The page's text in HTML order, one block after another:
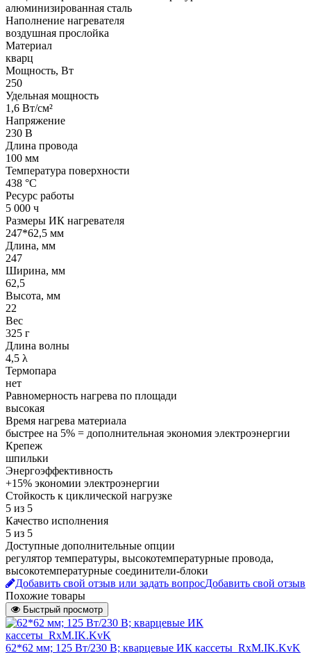
алюминизированная сталь
Наполнение нагревателя
воздушная прослойка
Материал
кварц
Мощность, Вт
250
Удельная мощность
1,6 Вт/см²
Напряжение
230 В
Длина провода
100 мм
Температура поверхности
438 °С
Ресурс работы
5 000 ч
Размеры ИК нагревателя
247*62,5 мм
Длина, мм
247
Ширина, мм
62,5
Высота, мм
22
Вес
325 г
Длина волны
4,5 λ
Термопара
нет
Равномерность нагрева по площади
высокая
Время нагрева материала
быстрее на 5% = дополнительная экономия электроэнергии
Крепеж
шпильки
Энергоэффективность
+15% экономии электроэнергии
Стойкость к циклической нагрузке
5 из 5
Качество исполнения
5 из 5
Доступные дополнительные опции
регулятор температуры, высокотемпературные провода,
высокотемпературные соединители-блоки
Добавить свой отзыв или задать вопросДобавить свой отзыв
Похожие товары
Быстрый просмотр
62*62 мм; 125 Вт/230 В; кварцевые ИК кассеты_RxM.IK.KvK